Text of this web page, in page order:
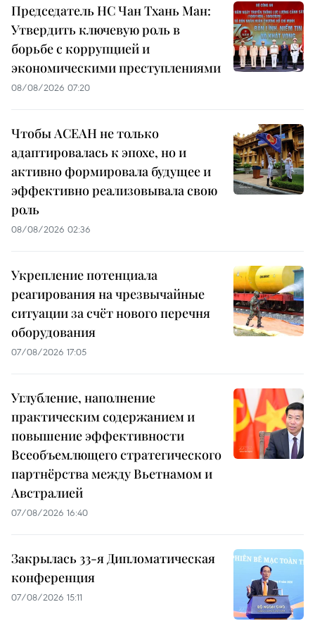
Председатель НС Чан Тхань Ман:
Утвердить ключевую роль в
борьбе с коррупцией и
экономическими преступлениями
08/08/2026 07:20
Чтобы АСЕАН не только
адаптировалась к эпохе, но и
активно формировала будущее и
эффективно реализовывала свою
роль
08/08/2026 02:36
Укрепление потенциала
реагирования на чрезвычайные
ситуации за счёт нового перечня
оборудования
07/08/2026 17:05
Углубление, наполнение
практическим содержанием и
повышение эффективности
Всеобъемлющего стратегического
партнёрства между Вьетнамом и
Австралией
07/08/2026 16:40
Закрылась 33-я Дипломатическая
конференция
07/08/2026 15:11